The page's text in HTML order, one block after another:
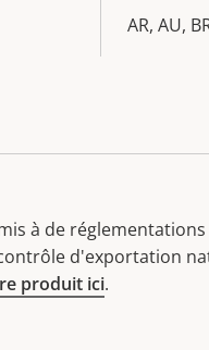
AR, AU,
à de
d'exportation
produit ici.